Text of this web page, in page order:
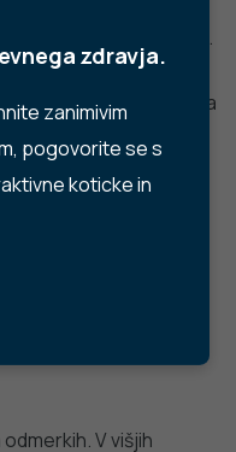
+386 1 2441 400
Instagram
LinkedIn